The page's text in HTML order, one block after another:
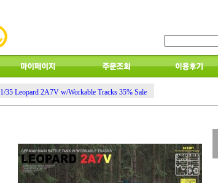
1/35 Leopard 2A7V w/Workable Tracks 35% Sale